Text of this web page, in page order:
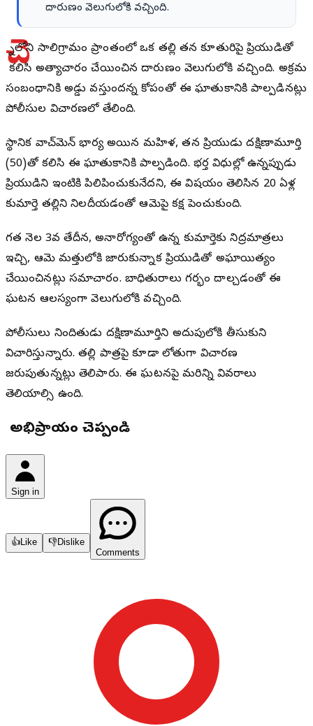
దారుణం వెలుగులోకి వచ్చింది.
న్నైలోని సాలిగ్రామం ప్రాంతంలో ఒక తల్లి తన కూతురిపై ప్రియుడితో
కలిసి అత్యాచారం చేయించిన దారుణం వెలుగులోకి వచ్చింది. అక్రమ
సంబంధానికి అడ్డు వస్తుందన్న కోపంతో ఈ ఘాతుకానికి పాల్పడినట్లు
పోలీసుల విచారణలో తేలింది.
స్థానిక వాచ్‌మెన్‌ భార్య అయిన మహిళ, తన ప్రియుడు దక్షిణామూర్తి
(50)తో కలిసి ఈ ఘాతుకానికి పాల్పడింది. భర్త విధుల్లో ఉన్నప్పుడు
ప్రియుడిని ఇంటికి పిలిపించుకునేదని, ఈ విషయం తెలిసిన 20 ఏళ్ల
కుమార్తె తల్లిని నిలదీయడంతో ఆమెపై కక్ష పెంచుకుంది.
గత నెల 3వ తేదీన, అనారోగ్యంతో ఉన్న కుమార్తెకు నిద్రమాత్రలు
ఇచ్చి, ఆమె మత్తులోకి జారుకున్నాక ప్రియుడితో అఘాయిత్యం
చేయించినట్లు సమాచారం. బాధితురాలు గర్భం దాల్చడంతో ఈ
ఘటన ఆలస్యంగా వెలుగులోకి వచ్చింది.
పోలీసులు నిందితుడు దక్షిణామూర్తిని అదుపులోకి తీసుకుని
విచారిస్తున్నారు. తల్లి పాత్రపై కూడా లోతుగా విచారణ
జరుపుతున్నట్లు తెలిపారు. ఈ ఘటనపై మరిన్ని వివరాలు
తెలియాల్సి ఉంది.
మీ అభిప్రాయం చెప్పండి
Sign in
👍 Like 👎Dislike
Comments